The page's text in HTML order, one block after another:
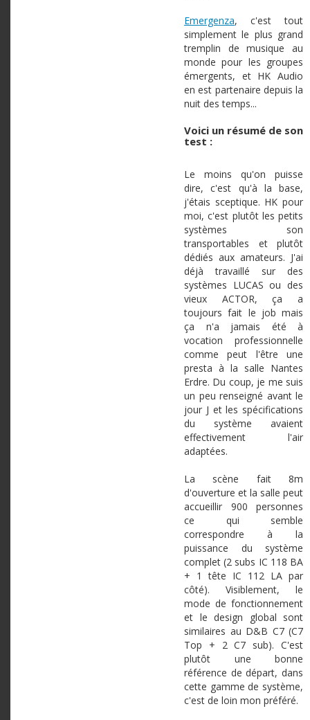
Emergenza, c'est tout
simplement le plus grand
tremplin de musique au
monde pour les groupes
émergents, et HK Audio
en est partenaire depuis la
nuit des temps...
Voici un résumé de son
test :
Le moins qu'on puisse
dire, c'est qu'à la base,
j'étais sceptique. HK pour
moi, c'est plutôt les petits
systèmes son
transportables et plutôt
dédiés aux amateurs. J'ai
déjà travaillé sur des
systèmes LUCAS ou des
vieux ACTOR, ça a
toujours fait le job mais
ça n'a jamais été à
vocation professionnelle
comme peut l'être une
presta à la salle Nantes
Erdre. Du coup, je me suis
un peu renseigné avant le
jour J et les spécifications
du système avaient
effectivement l'air
adaptées.
La scène fait 8m
d'ouverture et la salle peut
accueillir 900 personnes
ce qui semble
correspondre à la
puissance du système
complet (2 subs IC 118 BA
+ 1 tête IC 112 LA par
côté). Visiblement, le
mode de fonctionnement
et le design global sont
similaires au D&B C7 (C7
Top + 2 C7 sub). C'est
plutôt une bonne
référence de départ, dans
cette gamme de système,
c'est de loin mon préféré.